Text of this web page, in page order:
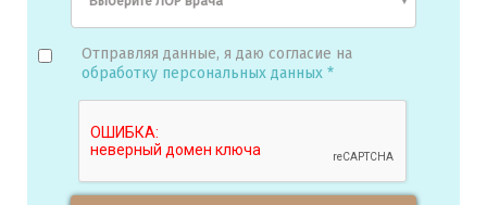
Отправляя данные, я даю согласие на
обработку персональных данных *